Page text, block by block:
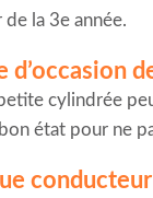
la 3e année.
d’occasion
cylindrée
état pour ne